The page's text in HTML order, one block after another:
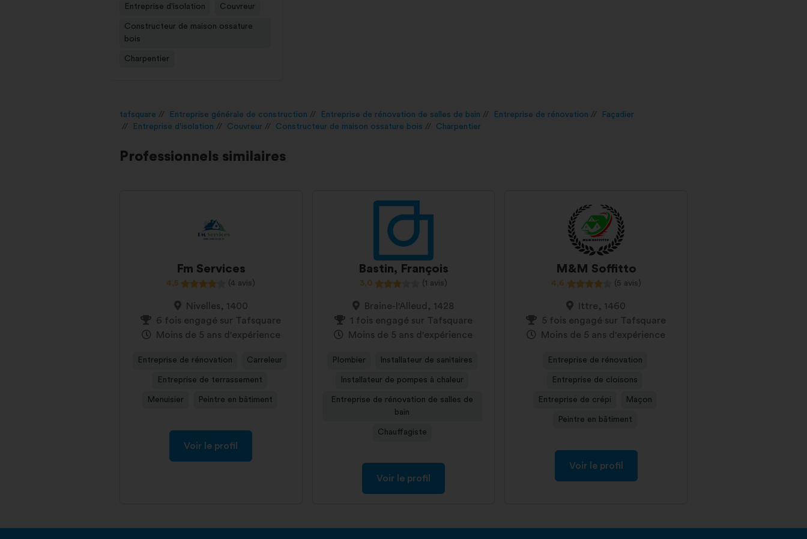
Entreprise d'isolation Couvreur
Constructeur de maison ossature
bois
Charpentier
tafsquare Entreprise générale de construction Entreprise de rénovation de salles de bain Entreprise de rénovation
Façadier
Entreprise d'isolation
Couvreur Constructeur de maison ossature bois Charpentier
Professionnels similaires
Fm Services
4,5 (4 avis)
Nivelles, 1400
6 fois engagé sur Tafsquare
Moins de 5 ans d'expérience
Entreprise de rénovation Carreleur
Entreprise de terrassement
Menuisier Peintre en bâtiment
Voir le profil
Bastin, François
3,0 (1 avis)
Braine-l'Alleud, 1428
1 fois engagé sur Tafsquare
Moins de 5 ans d'expérience
Plombier Installateur de sanitaires
Installateur de pompes à chaleur
Entreprise de rénovation de salles de
bain
Chauffagiste
Voir le profil
M&M Soffitto
4,6 (5 avis)
Ittre, 1460
5 fois engagé sur Tafsquare
Moins de 5 ans d'expérience
Entreprise de rénovation
Entreprise de cloisons
Entreprise de crépi Maçon
Peintre en bâtiment
Voir le profil